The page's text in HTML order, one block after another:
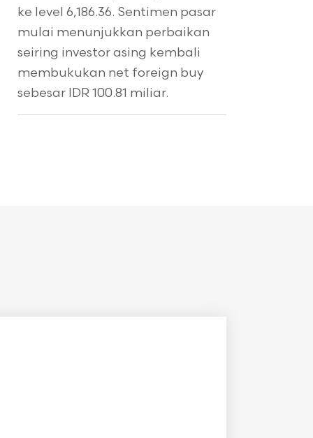
ke level 6,186.36. Sentimen pasar
mulai menunjukkan perbaikan
seiring investor asing kembali
membukukan net foreign buy
sebesar IDR 100.81 miliar.